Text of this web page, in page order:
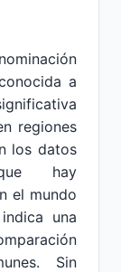
a
regiones
los datos
hay
el mundo
una
Sin